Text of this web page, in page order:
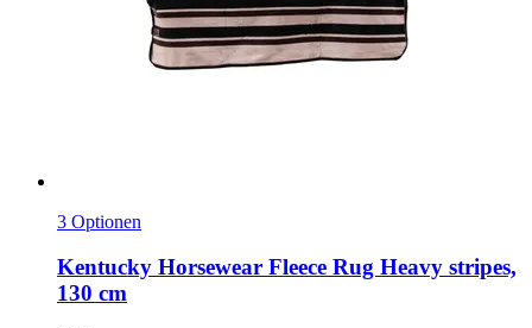
3 Optionen
Kentucky Horsewear Fleece Rug Heavy stripes,
130 cm